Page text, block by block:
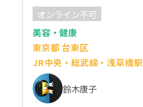
オンライン不可
美容・健康
東京都 台東区
JR中央・総武線・浅草橋駅
鈴木康子